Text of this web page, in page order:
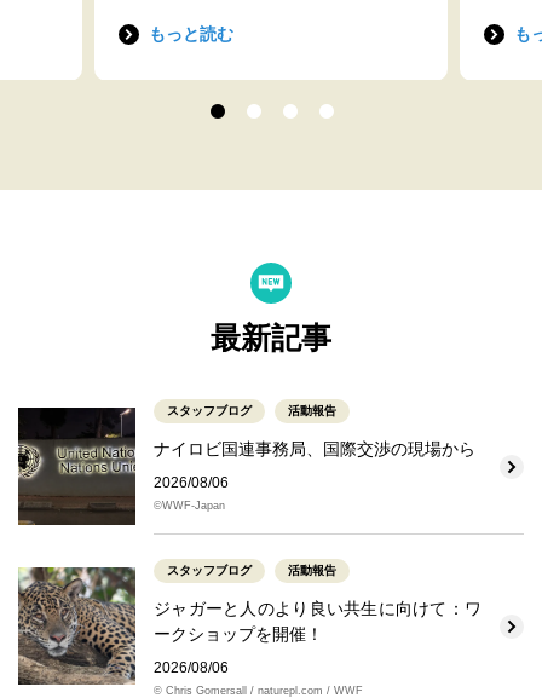
もっと読む も
最新記事
スタッフブログ 活動報告
ナイロビ国連事務局、国際交渉の現場から
2026/08/06
©WWF-Japan
スタッフブログ 活動報告
ジャガーと人のより良い共生に向けて：ワ
ークショップを開催！
2026/08/06
© Chris Gomersall / naturepl.com / WWF